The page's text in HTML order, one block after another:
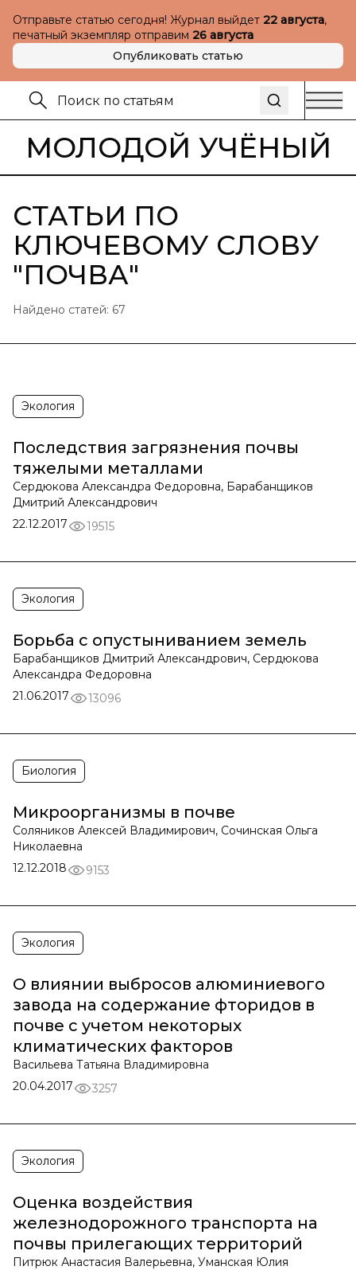
Отправьте статью сегодня! Журнал выйдет 22 августа,
печатный экземпляр отправим 26 августа
Опубликовать статью
МОЛОДОЙ УЧЁНЫЙ
СТАТЬИ ПО
КЛЮЧЕВОМУ СЛОВУ
"ПОЧВА"
Найдено статей: 67
Экология
Последствия загрязнения почвы
тяжелыми металлами
Сердюкова Александра Федоровна, Барабанщиков
Дмитрий Александрович
22.12.2017
19515
Экология
Борьба с опустыниванием земель
Барабанщиков Дмитрий Александрович, Сердюкова
Александра Федоровна
21.06.2017
13096
Биология
Микроорганизмы в почве
Соляников Алексей Владимирович, Сочинская Ольга
Николаевна
12.12.2018
9153
Экология
О влиянии выбросов алюминиевого
завода на содержание фторидов в
почве с учетом некоторых
климатических факторов
Васильева Татьяна Владимировна
20.04.2017
3257
Экология
Оценка воздействия
железнодорожного транспорта на
почвы прилегающих территорий
Питрюк Анастасия Валерьевна, Уманская Юлия